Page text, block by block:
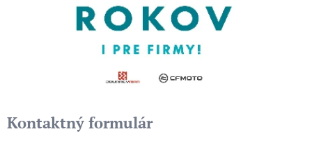
Kontaktný formulár